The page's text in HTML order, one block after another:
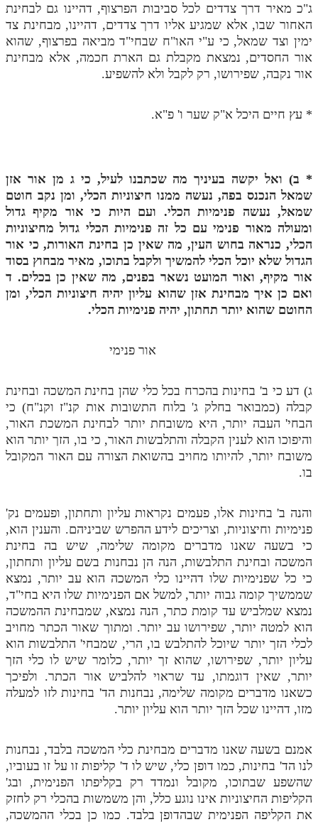
ג"כ מאיר דרך צדדים לכל סביבות הפרצוף, דהיינו גם לבחינת
האחור שבו, אלא שמגיע אליו דרך צדדים, דהיינו, מבחינת צד
ימין וצד שמאל, כי ע"י האו"ח שבחי"ד מביאה בפרצוף, שהוא
אור החסדים, נמצאת מקבלת גם הארת חכמה, אלא מבחינת
אור נקבה, שפירושו, רק לקבל ולא להשפיע.
* עץ חיים היכל א"ק שער ו' פ"א.
* ב) ואל יקשה בעיניך מה שכתבנו לעיל, כיג מן אור אזן
שמאל הנכנס בפה, נעשה ממנו חיצוניות הכלי, ומן נקב חוטם
שמאל, נעשה פנימיות הכלי. ועם היות כי אור מקיף גדול
ומעולה מאור פנימי עם כל זה פנימיות הכלי גדול מחיצוניות
הכלי, כנראה בחוש העין, מה שאין כן בחינת האורות, כי אור
הגדול שלא יוכל הכלי להמשיך ולקבל בתוכו, מאיר מבחוץ בסוד
אור מקיף, ואור המועט נשאר בפנים, מה שאין כן בכלים. ד
ואם כן איך מבחינת אזן שהוא עליון יהיה חיצוניות הכלי, ומן
החוטם שהוא יותר תחתון, יהיה פנימיות הכלי.
אור פנימי
ג) דע כי ב' בחינות בהכרח בכל כלי שהן בחינת המשכה ובחינת
קבלה (כמבואר בחלק ג' בלוח התשובות אות קנ"ז וקנ"ח) כי
הבחי' העבה יותר, היא משובחת יותר לבחינת המשכת האור,
והיפוכו הוא לענין הקבלה והתלבשות האור, כי בו, הזך יותר הוא
משובח יותר, להיותו מחויב בהשואת הצורה עם האור המקובל
בו.
והנה ב' בחינות אלו, פעמים נקראות עליון ותחתון, ופעמים נק'
פנימיות וחיצוניות, וצריכים לידע ההפרש שביניהם. והענין הוא,
כי בשעה שאנו מדברים מקומה שלימה, שיש בה בחינת
המשכה ובחינת התלבשות, הנה הן נבחנות בשם עליון ותחתון,
כי כל שפנימיות שלו דהיינו כלי המשכה הוא עב יותר, נמצא
שממשיך קומה גבוה יותר, למשל אם הפנימיות שלו היא בחי"ד,
נמצא שמלביש עד קומת כתר, הנה נמצא, שמבחינת ההמשכה
הוא למטה יותר, שפירושו עב יותר. ומתוך שאור הכתר מחויב
לכלי הזך יותר שיוכל להתלבש בו, הרי, שמבחי' התלבשות הוא
עליון יותר, שפירושו, שהוא זך יותר, כלומר שיש לו כלי הזך
יותר, שאין דוגמתו, עד שראוי להלביש אור הכתר. ולפיכך
כשאנו מדברים מקומה שלימה, נבחנות הד' בחינות לזו למעלה
מזו, דהיינו שכל הזך יותר הוא עליון יותר.
אמנם בשעה שאנו מדברים מבחינת כלי המשכה בלבד, נבחנות
לנו הד' בחינות, כמו דופן כלי, שיש לו ד' קליפות זו על זו בעוביו,
שהשפע שבתוכו, מקובל ונמדד רק בקליפתו הפנימית, ובג'
הקליפות החיצוניות אינו נוגע כלל, והן משמשות בהכלי רק לחזק
את הקליפה הפנימית שבהדופן בלבד. כמו כן בכלי ההמשכה,